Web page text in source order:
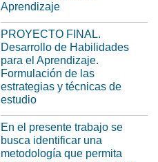
Aprendizaje
PROYECTO FINAL.
Desarrollo de Habilidades
para el Aprendizaje.
Formulación de las
estrategias y técnicas de
estudio
En el presente trabajo se
busca identificar una
metodología que permita